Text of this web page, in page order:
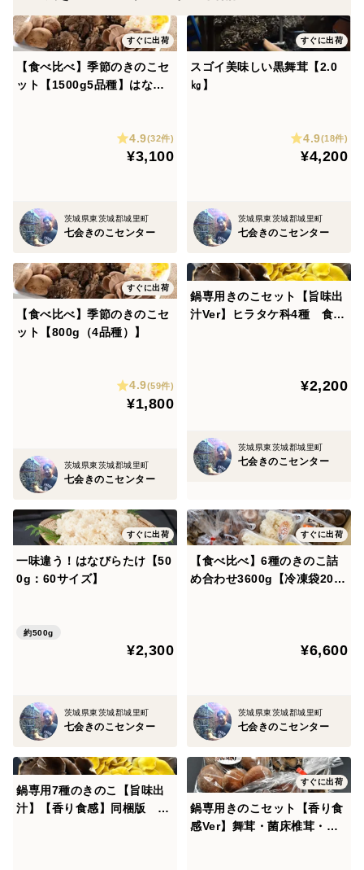
く出汁が出るので汁物に最適です。天ぷら等も美味しく
頂けます。
した独特の歯触りが特徴です。(1500g.2000gセットに
椎茸・・・とても肉厚でかつ引き締まった肉質が特徴で
す。どんなお料理にも合う優等生です。いつものお料理
にご利用頂いて味の違いを感じて下さい。
ヒラタケ・・・出汁、うま味が強いことで知られるきの
こです。
白ヒラタケ・・・ヒラタケの純白種になります。ヒラタ
なく汁物、炒め物等幅広くご利用いただけます。
▼栽培/生産方法、こだわり
完全室内通年栽培で365日安定してきのこを生産してお
ります。
少量多品種栽培というあえて生産量が限られてしまう栽
培方法を行なっております。
できたらと考えております。ぜひ様々なきのこを食べ比
▼注文に際しての注意点
こちらの商品は【季節のきのこセット】になります。
内容はその日の収穫状況により異なる場合がございま
す。予めご了承くださいませ。
（舞茸は全てのセットに必ずお入れさせていただきま
すぐに出荷
【食べ比べ】季節のきのこセ
ット【1500g5品種】はなび
4.9(32件)
¥3,100
茨城県東茨城郡城里町
七会きのこセンター
すぐに出荷
スゴイ美味しい黒舞茸【2.0
㎏】
4.9(18件)
¥4,200
茨城県東茨城郡城里町
七会きのこセンター
すぐに出荷
【食べ比べ】季節のきのこセ
ット【800g（4品種）】
4.9(59件)
¥1,800
茨城県東茨城郡城里町
七会きのこセンター
鍋専用きのこセット【旨味出
汁Ver】ヒラタケ科4種 食べ
¥2,200
茨城県東茨城郡城里町
七会きのこセンター
すぐに出荷
一味違う！はなびらたけ【50
0g：60サイズ】
約500g
¥2,300
茨城県東茨城郡城里町
七会きのこセンター
すぐに出荷
【食べ比べ】6種のきのこ詰
め合わせ3600g【冷凍袋20枚
¥6,600
茨城県東茨城郡城里町
七会きのこセンター
鍋専用7種のきのこ【旨味出
汁】【香り食感】同梱版 食
すぐに出荷
鍋専用きのこセット【香り食
感Ver】舞茸・菌床椎茸・キ